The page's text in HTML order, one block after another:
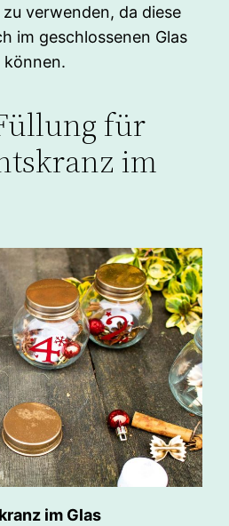
verwenden, da diese
im geschlossenen Glas
für
im
im Glas